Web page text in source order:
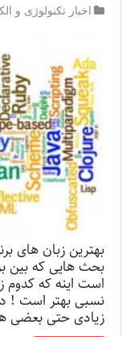
اخبار تکنولوژی و
بهترین زبان های
بحث هایی که بین
است اینه که کدوم
نسبی بهتر است !
زیادی حتی بعضی